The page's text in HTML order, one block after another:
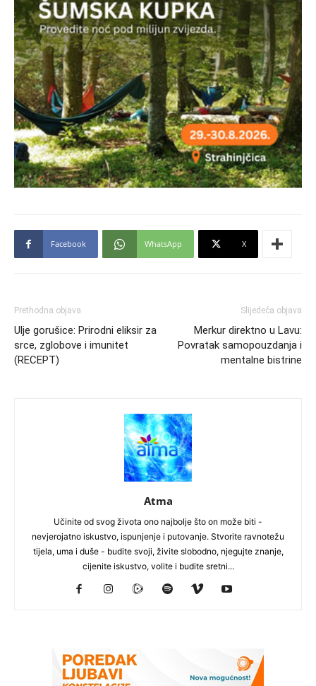
Facebook WhatsApp X
Prethodna objava
Ulje gorušice: Prirodni eliksir za
srce, zglobove i imunitet
(RECEPT)
Slijedeća objava
Merkur direktno u Lavu:
Povratak samopouzdanja i
mentalne bistrine
Atma
Učinite od svog života ono najbolje što on može biti -
nevjerojatno iskustvo, ispunjenje i putovanje. Stvorite ravnotežu
tijela, uma i duše - budite svoji, živite slobodno, njegujte znanje,
cijenite iskustvo, volite i budite sretni...